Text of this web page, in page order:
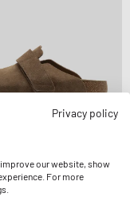
LEATHER
149,99 €
Privacy policy
our website, show
For more